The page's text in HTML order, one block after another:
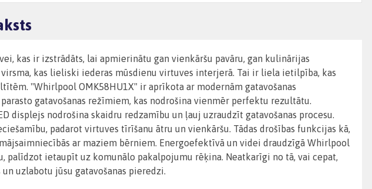
kas ir izstrādāts, lai apmierinātu gan vienkāršu pavāru, gan kulinārijas
kas lieliski iederas mūsdienu virtuves interjerā. Tai ir liela ietilpība, kas
"Whirlpool OMK58HU1X" ir aprīkota ar modernām gatavošanas
gatavošanas režīmiem, kas nodrošina vienmēr perfektu rezultātu.
nodrošina skaidru redzamību un ļauj uzraudzīt gatavošanas procesu.
padarot virtuves tīrīšanu ātru un vienkāršu. Tādas drošības funkcijas kā,
ar maziem bērniem. Energoefektīvā un videi draudzīgā Whirlpool
ietaupīt uz komunālo pakalpojumu rēķina. Neatkarīgi no tā, vai cepat,
uzlabotu jūsu gatavošanas pieredzi.